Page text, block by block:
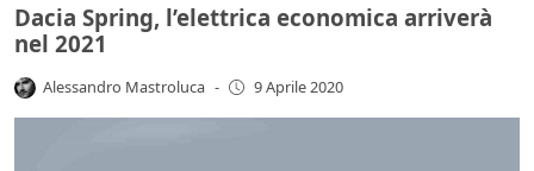
Dacia Spring, l’elettrica economica arriverà
nel 2021
Alessandro Mastroluca - 9 Aprile 2020